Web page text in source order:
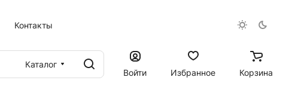
Контакты
Каталог
Войти
Избранное Корзина